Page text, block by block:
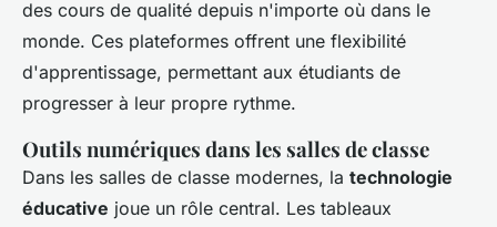
des cours de qualité depuis n'importe où dans le
monde. Ces plateformes offrent une flexibilité
d'apprentissage, permettant aux étudiants de
progresser à leur propre rythme.
Outils numériques dans les salles de classe
Dans les salles de classe modernes, la technologie
éducative joue un rôle central. Les tableaux